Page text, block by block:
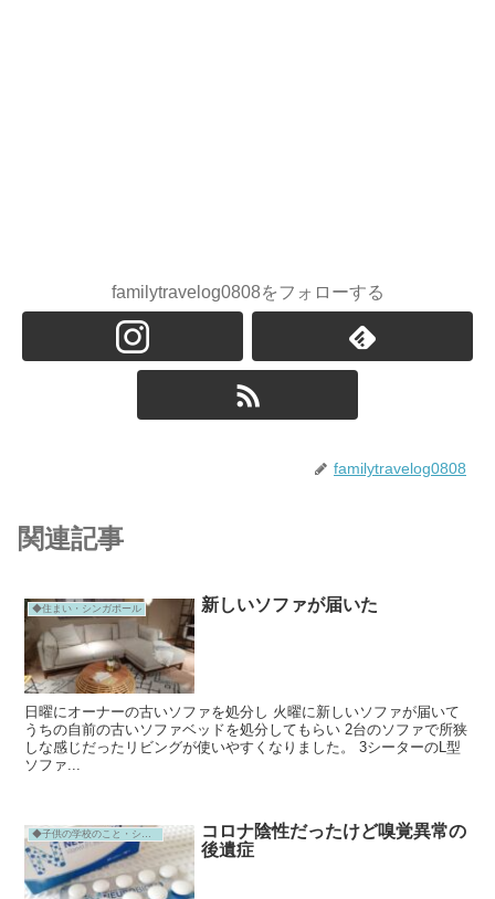
familytravelog0808をフォローする
familytravelog0808
関連記事
◆住まい・シンガポール 新しいソファが届いた
日曜にオーナーの古いソファを処分し 火曜に新しいソファが届いて
うちの自前の古いソファベッドを処分してもらい 2台のソファで所狭
しな感じだったリビングが使いやすくなりました。 3シーターのL型
ソファ...
◆子供の学校のこと・シンガポール
コロナ陰性だったけど嗅覚異常の
後遺症